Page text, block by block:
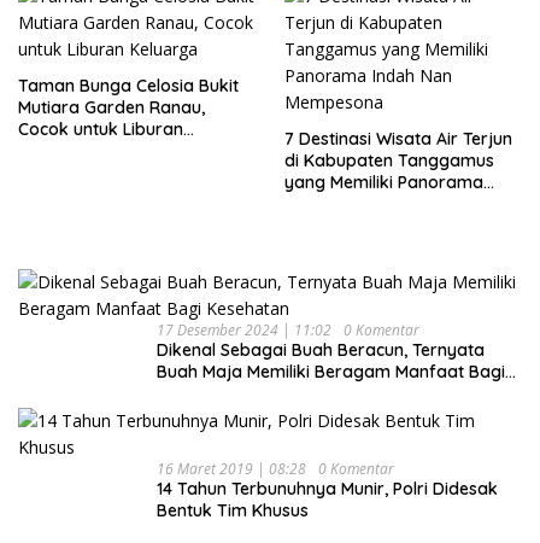
Taman Bunga Celosia Bukit
Mutiara Garden Ranau,
Cocok untuk Liburan
7 Destinasi Wisata Air Terjun
di Kabupaten Tanggamus
yang Memiliki Panorama
17 Desember 2024 | 11:02 0 Komentar
Dikenal Sebagai Buah Beracun, Ternyata
Buah Maja Memiliki Beragam Manfaat Bagi
16 Maret 2019 | 08:28 0 Komentar
14 Tahun Terbunuhnya Munir, Polri Didesak
Bentuk Tim Khusus